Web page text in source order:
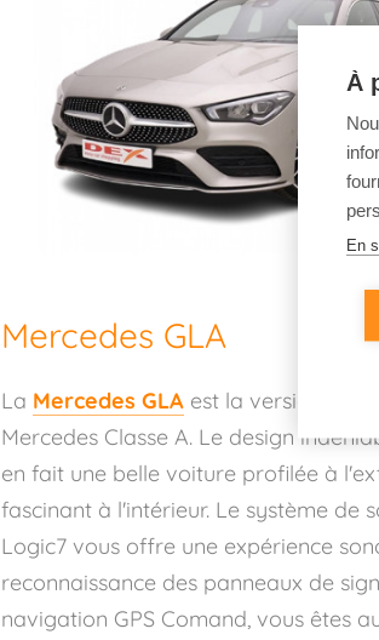
Mercedes GLA
La Mercedes GLA est la version
Mercedes Classe A. Le design
en fait une belle voiture profilée à
fascinant à l'intérieur. Le système de
Logic7 vous offre une expérience
reconnaissance des panneaux de
navigation GPS Comand, vous êtes
À
En